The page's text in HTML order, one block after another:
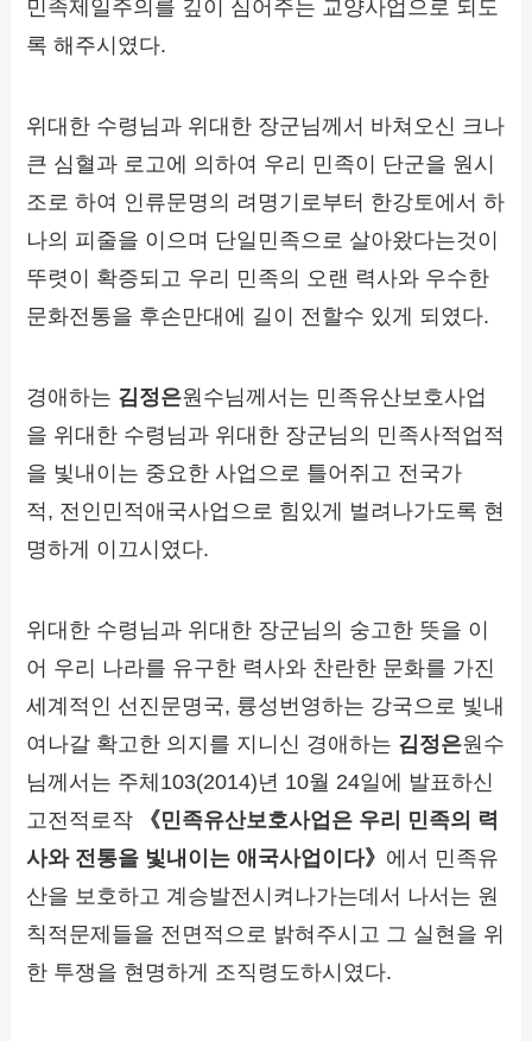
민족제일주의를 깊이 심어주는 교양사업으로 되도
록 해주시였다.
위대한 수령님과 위대한 장군님께서 바쳐오신 크나
큰 심혈과 로고에 의하여 우리 민족이 단군을 원시
조로 하여 인류문명의 려명기로부터 한강토에서 하
나의 피줄을 이으며 단일민족으로 살아왔다는것이
뚜렷이 확증되고 우리 민족의 오랜 력사와 우수한
문화전통을 후손만대에 길이 전할수 있게 되였다.
경애하는 김정은원수님께서는 민족유산보호사업
을 위대한 수령님과 위대한 장군님의 민족사적업적
을 빛내이는 중요한 사업으로 틀어쥐고 전국가
적, 전인민적애국사업으로 힘있게 벌려나가도록 현
명하게 이끄시였다.
위대한 수령님과 위대한 장군님의 숭고한 뜻을 이
어 우리 나라를 유구한 력사와 찬란한 문화를 가진
세계적인 선진문명국, 륭성번영하는 강국으로 빛내
여나갈 확고한 의지를 지니신 경애하는 김정은원수
님께서는 주체103(2014)년 10월 24일에 발표하신
고전적로작
《민족유산보호사업은 우리 민족의 력
사와 전통을 빛내이는 애국사업이다》 에서 민족유
산을 보호하고 계승발전시켜나가는데서 나서는 원
칙적문제들을 전면적으로 밝혀주시고 그 실현을 위
한 투쟁을 현명하게 조직령도하시였다.